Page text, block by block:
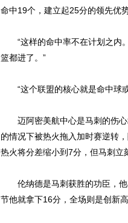
命中19个，建立起25分的领先优
“这样的命中率不在计划之内。
篮都进了。”
“这个联盟的核心就是命中球或
迈阿密美航中心是马刺的伤心
的情况下被热火拖入加时赛逆转
热火将分差缩小到7分，但马刺立
伦纳德是马刺获胜的功臣，他
节他就拿下16分，全场则是创新